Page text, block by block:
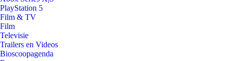
PlayStation 5
Film & TV
Film
Televisie
Trailers en Videos
Bioscoopagenda